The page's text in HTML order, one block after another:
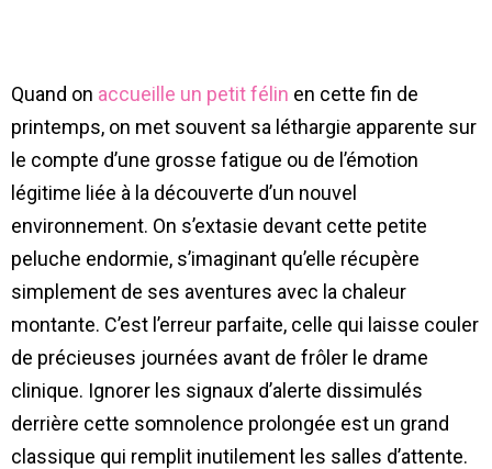
Quand on accueille un petit félin en cette fin de
printemps, on met souvent sa léthargie apparente sur
le compte d’une grosse fatigue ou de l’émotion
légitime liée à la découverte d’un nouvel
environnement. On s’extasie devant cette petite
peluche endormie, s’imaginant qu’elle récupère
simplement de ses aventures avec la chaleur
montante. C’est l’erreur parfaite, celle qui laisse couler
de précieuses journées avant de frôler le drame
clinique. Ignorer les signaux d’alerte dissimulés
derrière cette somnolence prolongée est un grand
classique qui remplit inutilement les salles d’attente.